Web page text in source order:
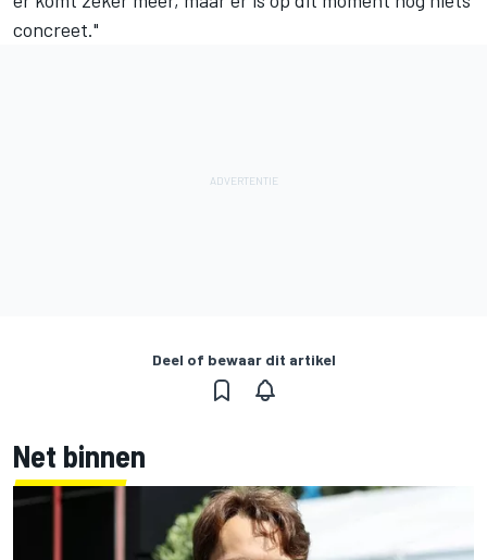
concreet."
Deel of bewaar dit artikel
Net binnen